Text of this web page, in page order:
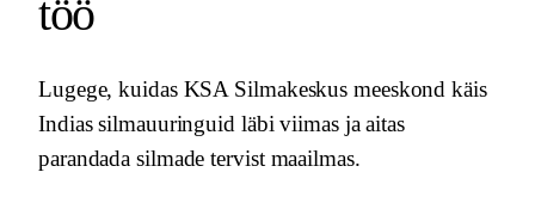
töö
Lugege, kuidas KSA Silmakeskus meeskond käis
Indias silmauuringuid läbi viimas ja aitas
parandada silmade tervist maailmas.